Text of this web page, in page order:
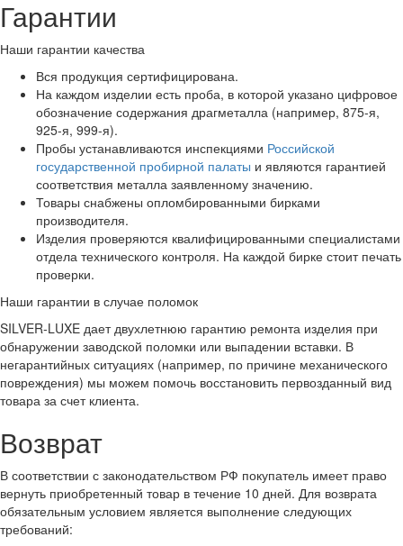
Гарантии
Наши гарантии качества
Вся продукция сертифицирована.
На каждом изделии есть проба, в которой указано цифровое
обозначение содержания драгметалла (например, 875-я,
925-я, 999-я).
Пробы устанавливаются инспекциями Российской
государственной пробирной палаты и являются гарантией
соответствия металла заявленному значению.
Товары снабжены опломбированными бирками
производителя.
Изделия проверяются квалифицированными специалистами
отдела технического контроля. На каждой бирке стоит печать
проверки.
Наши гарантии в случае поломок
SILVER-LUXE дает двухлетнюю гарантию ремонта изделия при
обнаружении заводской поломки или выпадении вставки. В
негарантийных ситуациях (например, по причине механического
повреждения) мы можем помочь восстановить первозданный вид
товара за счет клиента.
Возврат
В соответствии с законодательством РФ покупатель имеет право
вернуть приобретенный товар в течение 10 дней. Для возврата
обязательным условием является выполнение следующих
требований: